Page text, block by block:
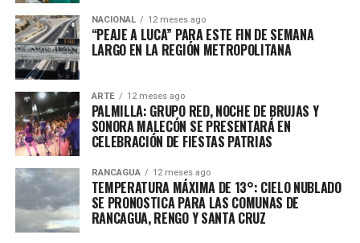
NACIONAL 12 meses ago
“PEAJE A LUCA” PARA ESTE FIN DE SEMANA
LARGO EN LA REGIÓN METROPOLITANA
ARTE 12 meses ago
PALMILLA: GRUPO RED, NOCHE DE BRUJAS Y
SONORA MALECÓN SE PRESENTARÁ EN
CELEBRACIÓN DE FIESTAS PATRIAS
RANCAGUA 12 meses ago
TEMPERATURA MÁXIMA DE 13°: CIELO NUBLADO
SE PRONOSTICA PARA LAS COMUNAS DE
RANCAGUA, RENGO Y SANTA CRUZ